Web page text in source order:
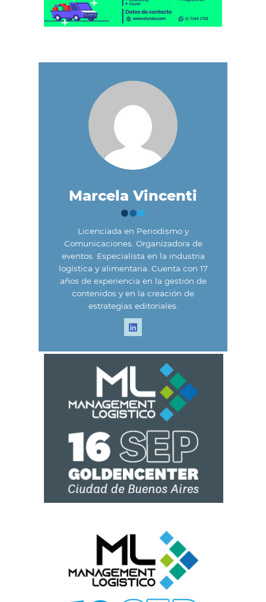
Marcela Vincenti
Licenciada en Periodismo y
Comunicaciones. Organizadora de
eventos. Especialista en la industria
logística y alimentaria. Cuenta con 17
años de experiencia en la gestión de
contenidos y en la creación de
estrategias editoriales.